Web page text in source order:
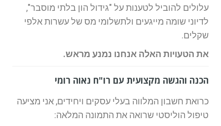
עלולים להוביל לטענות על "גידול הון בלתי מוסבר",
לדיוני שומה מייגעים ולתשלומי מס של עשרות אלפי
שקלים.
את הטעויות האלה אנחנו נמנע מראש.
הכנה והגשה מקצועית עם רו"ח נאוה רומי
כרואת חשבון המלווה בעלי עסקים ויחידים, אני מציעה
טיפול הוליסטי שרואה את התמונה המלאה: